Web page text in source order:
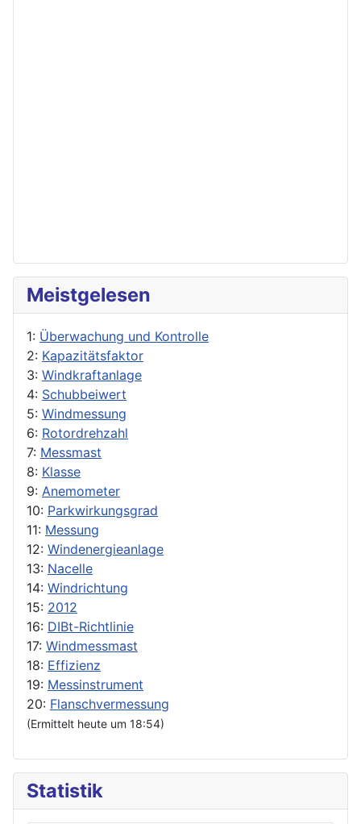
Meistgelesen
1: Überwachung und Kontrolle
2: Kapazitätsfaktor
3: Windkraftanlage
4: Schubbeiwert
5: Windmessung
6: Rotordrehzahl
7: Messmast
8: Klasse
9: Anemometer
10: Parkwirkungsgrad
11: Messung
12: Windenergieanlage
13: Nacelle
14: Windrichtung
15: 2012
16: DIBt-Richtlinie
17: Windmessmast
18: Effizienz
19: Messinstrument
20: Flanschvermessung
(Ermittelt heute um 18:54)
Statistik